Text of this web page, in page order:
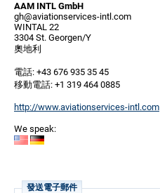
AAM INTL GmbH
gh@aviationservices-intl.com
WINTAL 22
3304 St. Georgen/Y
奧地利
電話: +43 676 935 35 45
移動電話: +1 319 464 0885
http://www.aviationservices-intl.com
We speak:
發送電子郵件